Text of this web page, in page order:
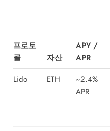
프로토
콜
자산
APY /
APR
Lido
ETH
~2.4%
APR